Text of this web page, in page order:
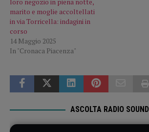
marito e moglie accoltellati
in via Torricella: indagini in
corso
14 Maggio 2025
In "Cronaca Piacenza"
ASCOLTA RADIO SOUND